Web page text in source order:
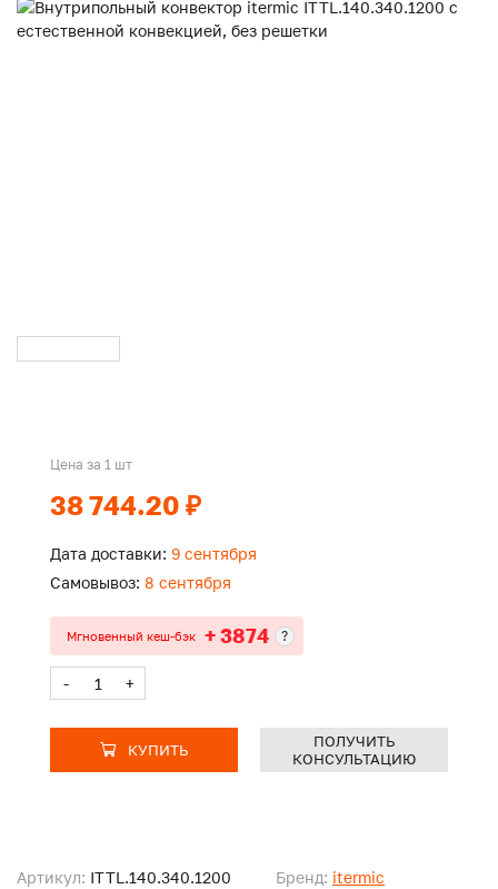
Артикул: ITTL.140.340.1200 Бренд: itermic
Цена за 1 шт
38 744.20 ₽
Дата доставки: 9 сентября
Самовывоз: 8 сентября
Мгновенный кеш-бэк + 3874 ?
- +
КУПИТЬ
ПОЛУЧИТЬ
КОНСУЛЬТАЦИЮ